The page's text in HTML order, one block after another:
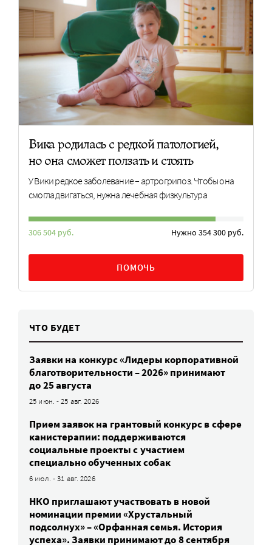
Вика родилась с редкой патологией,
но она сможет ползать и стоять
У Вики редкое заболевание – артрогрипоз. Чтобы она
смогла двигаться, нужна лечебная физкультура
306 504 руб. Нужно 354 300 руб.
ПОМОЧЬ
ЧТО БУДЕТ
Заявки на конкурс «Лидеры корпоративной
благотворительности – 2026» принимают
до 25 августа
25 июн. - 25 авг. 2026
Прием заявок на грантовый конкурс в сфере
канистерапии: поддерживаются
социальные проекты с участием
специально обученных собак
6 июл. - 31 авг. 2026
НКО приглашают участвовать в новой
номинации премии «Хрустальный
подсолнух» – «Орфанная семья. История
успеха». Заявки принимают до 8 сентября